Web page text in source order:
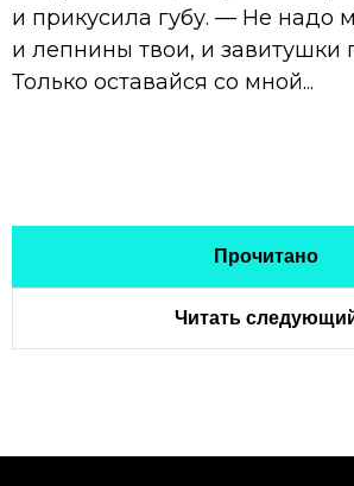
и прикусила губу. — Не надо
и лепнины твои, и завитушки
Только оставайся со мной...
Прочитано
Читать